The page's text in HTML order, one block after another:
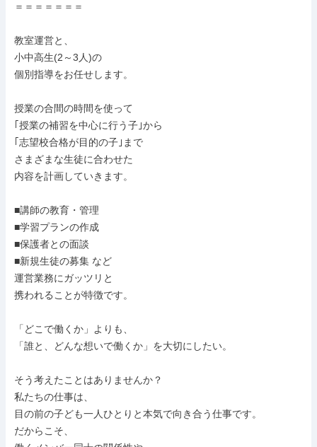
＝＝＝＝＝＝＝
教室運営と、
小中高生(2～3人)の
個別指導をお任せします。
授業の合間の時間を使って
｢授業の補習を中心に行う子｣から
｢志望校合格が目的の子｣まで
さまざまな生徒に合わせた
内容を計画していきます。
■講師の教育・管理
■学習プランの作成
■保護者との面談
■新規生徒の募集 など
運営業務にガッツリと
携われることが特徴です。
「どこで働くか」よりも、
「誰と、どんな想いで働くか」を大切にしたい。
そう考えたことはありませんか？
私たちの仕事は、
目の前の子ども一人ひとりと本気で向き合う仕事です。
だからこそ、